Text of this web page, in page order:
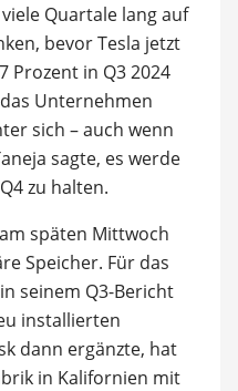
Quartale lang auf
bevor Tesla jetzt
Prozent in Q3 2024
Unternehmen
sich – auch wenn
sagte, es werde
zu halten.
späten Mittwoch
Speicher. Für das
seinem Q3-Bericht
installierten
dann ergänzte, hat
in Kalifornien mit